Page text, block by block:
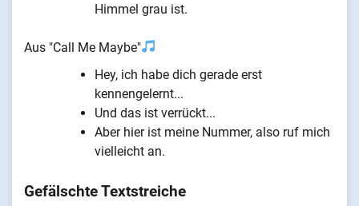
Himmel grau ist.
Aus "Call Me Maybe"
Hey, ich habe dich gerade erst
kennengelernt...
Und das ist verrückt...
Aber hier ist meine Nummer, also ruf mich
vielleicht an.
Gefälschte Textstreiche